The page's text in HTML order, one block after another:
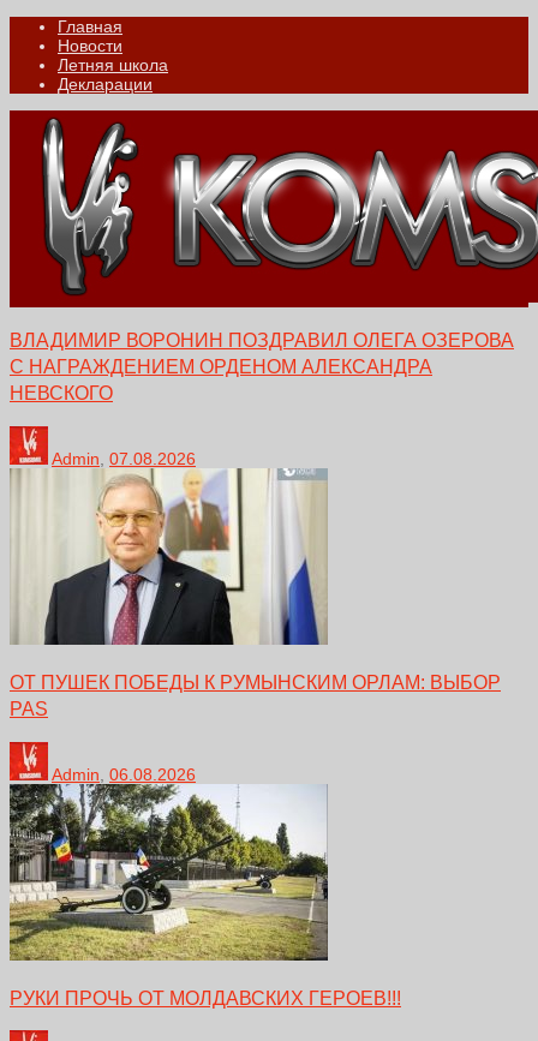
Главная
Новости
Летняя школа
Декларации
ВЛАДИМИР ВОРОНИН ПОЗДРАВИЛ ОЛЕГА ОЗЕРОВА
С НАГРАЖДЕНИЕМ ОРДЕНОМ АЛЕКСАНДРА
НЕВСКОГО
Admin 07.08.2026
ОТ ПУШЕК ПОБЕДЫ К РУМЫНСКИМ ОРЛАМ: ВЫБОР
PAS
Admin 06.08.2026
РУКИ ПРОЧЬ ОТ МОЛДАВСКИХ ГЕРОЕВ!!!